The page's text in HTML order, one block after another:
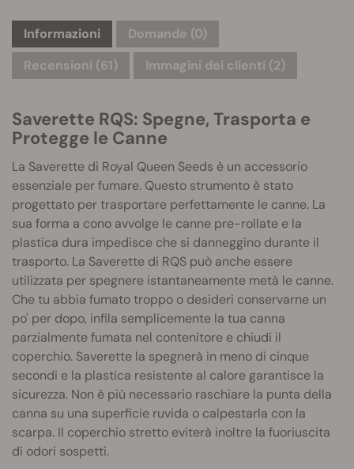
Informazioni Domande (0)
Recensioni (61)
Immagini dei clienti (2)
Saverette RQS: Spegne, Trasporta e
Protegge le Canne
La Saverette di Royal Queen Seeds è un accessorio
essenziale per fumare. Questo strumento è stato
progettato per trasportare perfettamente le canne. La
sua forma a cono avvolge le canne pre-rollate e la
plastica dura impedisce che si danneggino durante il
trasporto. La Saverette di RQS può anche essere
utilizzata per spegnere istantaneamente metà le canne.
Che tu abbia fumato troppo o desideri conservarne un
po' per dopo, infila semplicemente la tua canna
parzialmente fumata nel contenitore e chiudi il
coperchio. Saverette la spegnerà in meno di cinque
secondi e la plastica resistente al calore garantisce la
sicurezza. Non è più necessario raschiare la punta della
canna su una superficie ruvida o calpestarla con la
scarpa. Il coperchio stretto eviterà inoltre la fuoriuscita
di odori sospetti.